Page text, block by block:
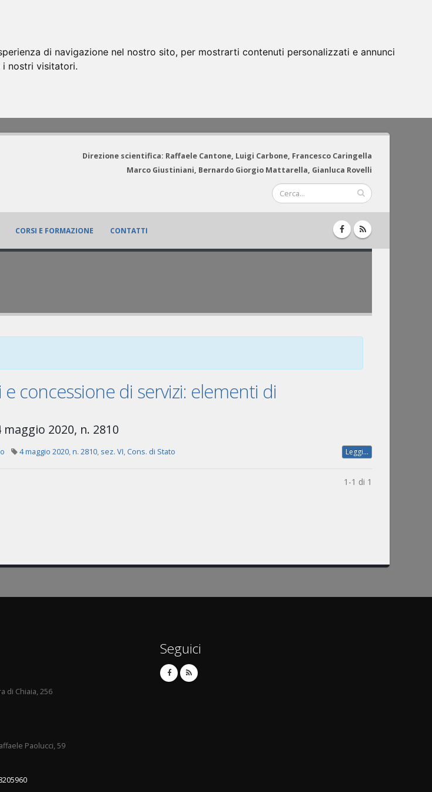
di navigazione nel nostro sito, per mostrarti contenuti personalizzati e annunci
nostri visitatori.
Direzione scientifica: Raffaele Cantone, Luigi Carbone, Francesco Caringella
Marco Giustiniani, Bernardo Giorgio Mattarella, Gianluca Rovelli
CORSI E FORMAZIONE CONTATTI
concessione di servizi: elementi di
maggio 2020, n. 2810
4 maggio 2020,n. 2810, sez. VI, Cons. di Stato Leggi...
1-1 di 1
di Chiaia, 256
Paolucci, 59
Seguici